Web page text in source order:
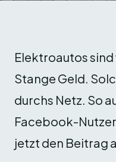
Elektroautos sind
Stange Geld.
durchs Netz. So
Facebook-
jetzt den Beitrag